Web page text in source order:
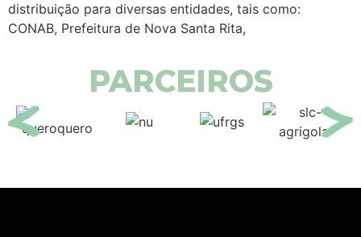
distribuição para diversas entidades, tais como:
CONAB, Prefeitura de Nova Santa Rita,
PARCEIROS